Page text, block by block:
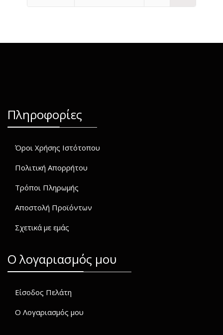
Πληροφορίες
Όροι Χρήσης Ιστότοπου
Πολιτική Απορρήτου
Τρόποι Πληρωμής
Αποστολή Προϊόντων
Σχετικά με εμάς
O λογαριασμός μου
Είσοδος Πελάτη
Ο Λογαριασμός μου